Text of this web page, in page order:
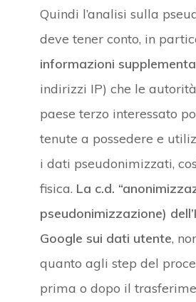
Quindi l’analisi sulla
deve tener conto, in
informazioni
indirizzi IP) che le
paese terzo interessato
tenute a possedere e
i dati pseudonimizzati,
fisica. La c.d.
pseudonimizzazione)
Google sui dati utente,
quanto agli step del
prima o dopo il